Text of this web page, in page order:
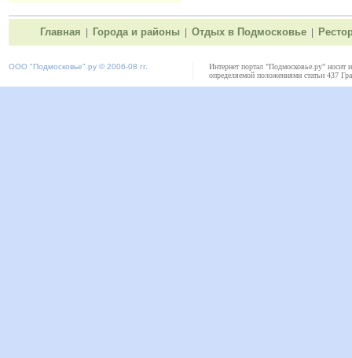
Главная Города и районы Отдых в Подмосковье
ООО "Подмосковье" .ру © 2006-08 гг.
Интернет портал "Подмосковье.ру" носит
определяемой положениями статьи 437